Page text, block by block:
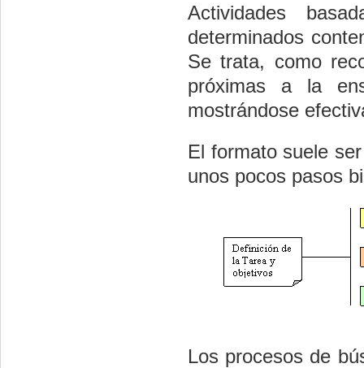
Actividades
determinados
Se trata, como
próximas a la
mostrándose
El formato suele
unos pocos pasos
Los procesos de